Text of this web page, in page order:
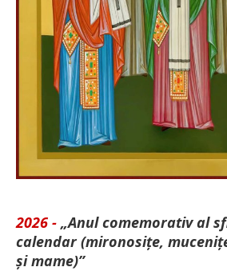
2026 - „Anul comemorativ al
calendar (mironosițe,
și mame)”